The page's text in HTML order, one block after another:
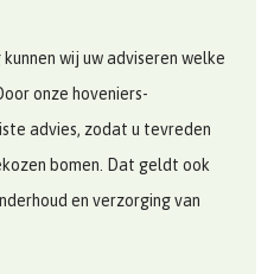
wij uw adviseren welke
onze hoveniers-
advies, zodat u tevreden
bomen. Dat geldt ook
en verzorging van